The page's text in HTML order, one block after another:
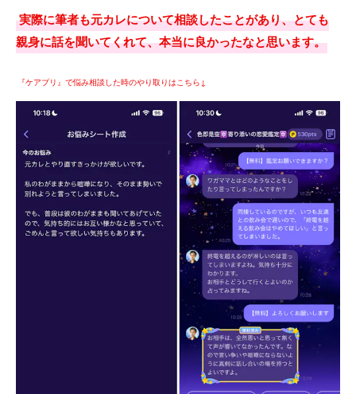
実際に筆者も元カレについて相談したことがあり、とても
親身に話を聞いてくれて、本当に良かったなと思います。
『ケアプリ』で悩み相談した時のやり取りはこちら↓